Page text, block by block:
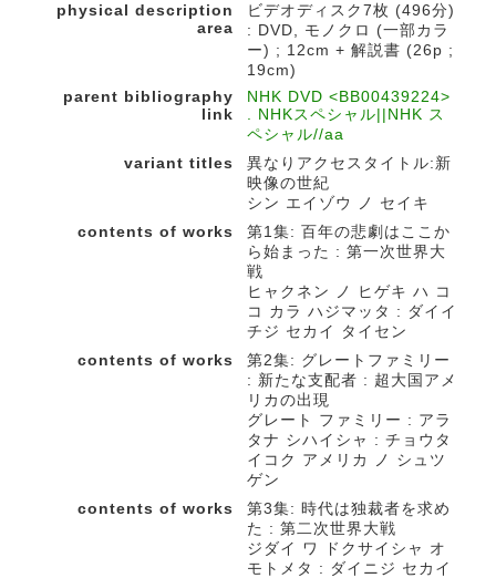
physical description
area
ビデオディスク7枚 (496分)
: DVD, モノクロ (一部カラ
ー) ; 12cm + 解説書 (26p ;
19cm)
parent bibliography
link
NHK DVD <BB00439224>
. NHKスペシャル||NHK ス
ペシャル//aa
variant titles
異なりアクセスタイトル:新
映像の世紀
シン エイゾウ ノ セイキ
contents of works
第1集: 百年の悲劇はここか
ら始まった : 第一次世界大
戦
ヒャクネン ノ ヒゲキ ハ コ
コ カラ ハジマッタ : ダイイ
チジ セカイ タイセン
contents of works
第2集: グレートファミリー
: 新たな支配者 : 超大国アメ
リカの出現
グレート ファミリー : アラ
タナ シハイシャ : チョウタ
イコク アメリカ ノ シュツ
ゲン
contents of works
第3集: 時代は独裁者を求め
た : 第二次世界大戦
ジダイ ワ ドクサイシャ オ
モトメタ : ダイニジ セカイ